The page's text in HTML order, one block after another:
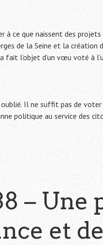
à ce que naissent des
de la Seine et la création
l’objet d’un vœu voté à
Il ne suffit pas de
politique au service des
–
et